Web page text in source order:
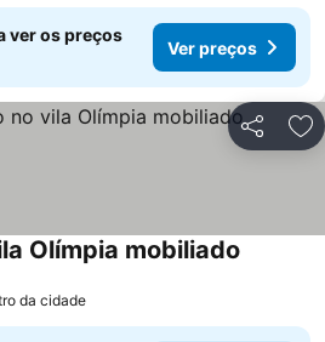
ver os preços
Ver preços
Partilhar
Olímpia mobiliado
da cidade